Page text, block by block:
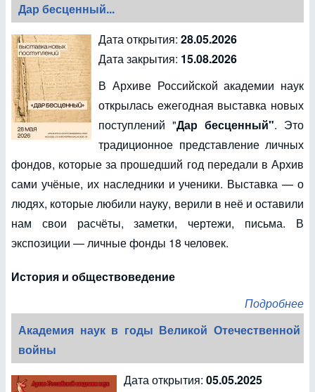
Дар бесценный...
Дата открытия: 28.05.2026
Дата закрытия: 15.08.2026
В Архиве Российской академии наук
открылась ежегодная выставка новых
поступлений "Дар бесценный". Это
традиционное представление личных
фондов, которые за прошедший год передали в Архив
сами учёные, их наследники и ученики. Выставка — о
людях, которые любили науку, верили в неё и оставили
нам свои расчёты, заметки, чертежи, письма. В
экспозиции — личные фонды 18 человек.
История и обществоведение
Подробнее
Академия наук в годы Великой Отечественной
войны
Дата открытия: 05.05.2025